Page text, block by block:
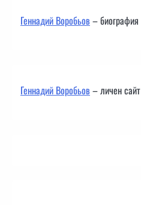
Геннадий Воробьов– биография
Геннадий Воробьов– личен сайт